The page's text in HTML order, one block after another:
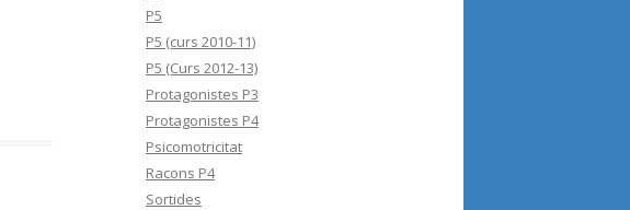
P5
P5 (curs 2010-11)
P5 (Curs 2012-13)
Protagonistes P3
Protagonistes P4
Psicomotricitat
Racons P4
Sortides